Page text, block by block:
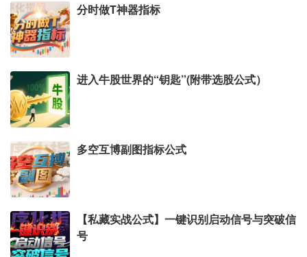
分时做T神器指标
进入牛股世界的“钥匙”(附带选股公式）
多空互博副图指标公式
【私藏实战公式】一键识别启动信号与突破信
号